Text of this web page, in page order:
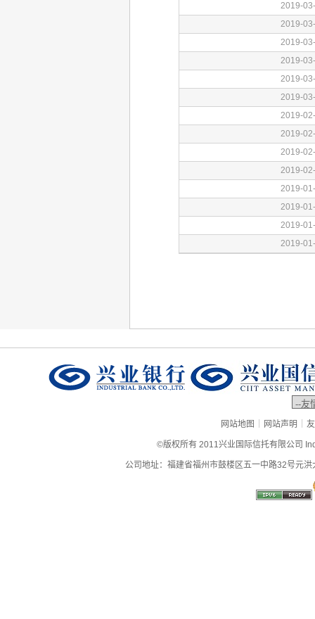
网站地图 | 网站声明 |
©版权所有 2011兴业国际信托有限公司
公司地址：福建省福州市鼓楼区五一中路32号元